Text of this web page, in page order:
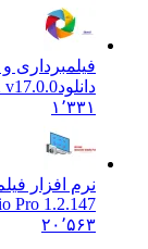
فیلمبرداری و
v17.0.0
۱٬۳۳۱
نرم افزار فیلم
Pro 1.2.147
۲۰٬۵۶۳